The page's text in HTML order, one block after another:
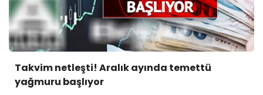
Takvim netleşti! Aralık ayında temettü
yağmuru başlıyor